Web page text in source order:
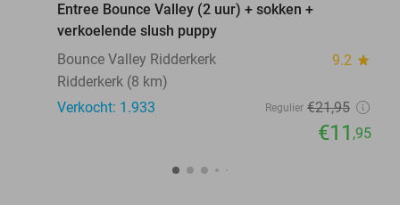
Entree Bounce Valley (2 uur) + sokken +
verkoelende slush puppy
Bounce Valley Ridderkerk
9.2 star
Ridderkerk (8 km)
Verkocht: 1.933
Regulier €21,95
€11 ,95